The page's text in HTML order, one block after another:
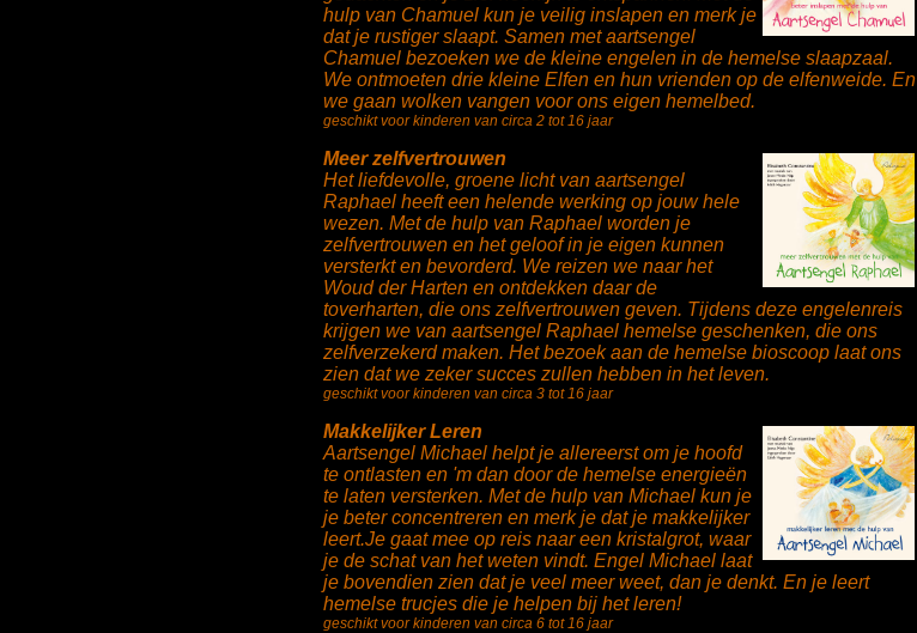
hulp van Chamuel kun je veilig inslapen en merk je
dat je rustiger slaapt. Samen met aartsengel
Chamuel bezoeken we de kleine engelen in de hemelse slaapzaal.
We ontmoeten drie kleine Elfen en hun vrienden op de elfenweide. En
we gaan wolken vangen voor ons eigen hemelbed.
geschikt voor kinderen van circa 2 tot 16 jaar
Meer zelfvertrouwen
Het liefdevolle, groene licht van aartsengel
Raphael heeft een helende werking op jouw hele
wezen. Met de hulp van Raphael worden je
zelfvertrouwen en het geloof in je eigen kunnen
versterkt en bevorderd. We reizen we naar het
Woud der Harten en ontdekken daar de
toverharten, die ons zelfvertrouwen geven. Tijdens deze engelenreis
krijgen we van aartsengel Raphael hemelse geschenken, die ons
zelfverzekerd maken. Het bezoek aan de hemelse bioscoop laat ons
zien dat we zeker succes zullen hebben in het leven.
geschikt voor kinderen van circa 3 tot 16 jaar
Makkelijker Leren
Aartsengel Michael helpt je allereerst om je hoofd
te ontlasten en 'm dan door de hemelse energieën
te laten versterken. Met de hulp van Michael kun je
je beter concentreren en merk je dat je makkelijker
leert.Je gaat mee op reis naar een kristalgrot, waar
je de schat van het weten vindt. Engel Michael laat
je bovendien zien dat je veel meer weet, dan je denkt. En je leert
hemelse trucjes die je helpen bij het leren!
geschikt voor kinderen van circa 6 tot 16 jaar